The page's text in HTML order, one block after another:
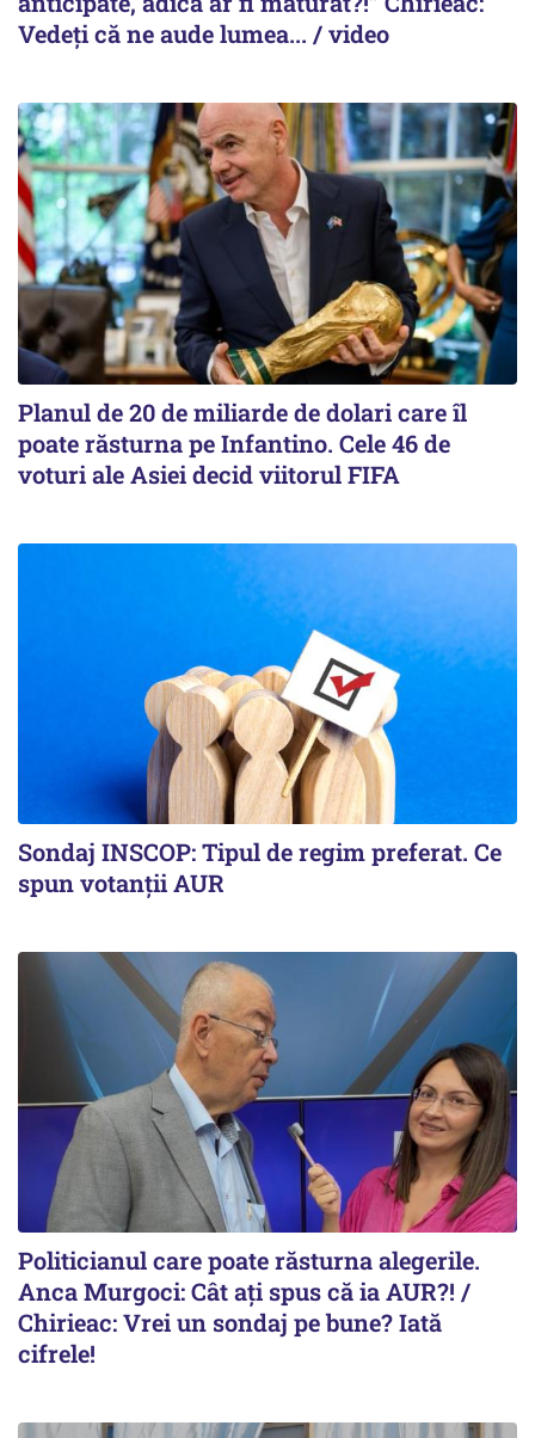
Vedeți că ne aude lumea... / video
Planul de 20 de miliarde de dolari care îl
poate răsturna pe Infantino. Cele 46 de
voturi ale Asiei decid viitorul FIFA
Sondaj INSCOP: Tipul de regim preferat. Ce
spun votanții AUR
Politicianul care poate răsturna alegerile.
Anca Murgoci: Cât ați spus că ia AUR?! /
Chirieac: Vrei un sondaj pe bune? Iată
cifrele!